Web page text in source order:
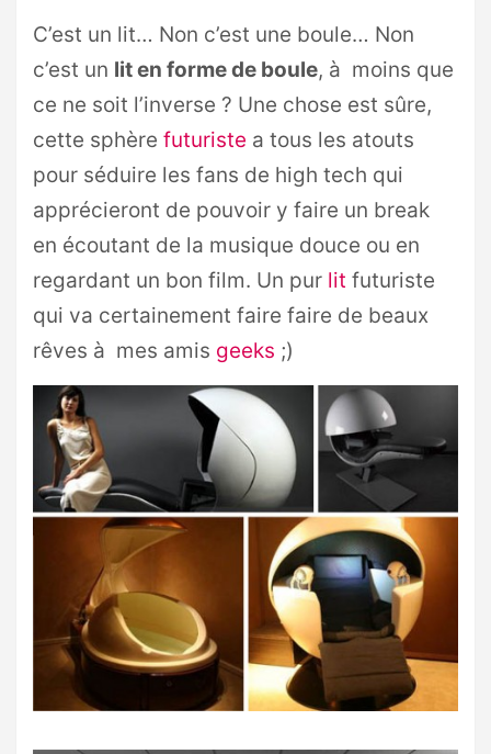
C’est un lit… Non c’est une boule… Non
c’est un lit en forme de boule, à moins que
ce ne soit l’inverse ? Une chose est sûre,
cette sphère futuriste a tous les atouts
pour séduire les fans de high tech qui
apprécieront de pouvoir y faire un break
en écoutant de la musique douce ou en
regardant un bon film. Un pur lit futuriste
qui va certainement faire faire de beaux
rêves à mes amis geeks ;)